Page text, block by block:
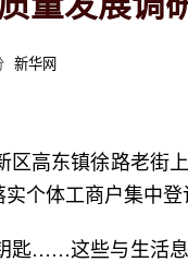
新华网
区高东镇徐路老街
实个体工商户集中
匙……这些与生活